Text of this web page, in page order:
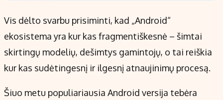
Vis dėlto svarbu prisiminti, kad „Android“
ekosistema yra kur kas fragmentiškesnė – šimtai
skirtingų modelių, dešimtys gamintojų, o tai reiškia
kur kas sudėtingesnį ir ilgesnį atnaujinimų procesą.
Šiuo metu populiariausia Android versija tebėra